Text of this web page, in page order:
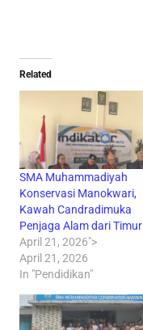
Related
SMA Muhammadiyah
Konservasi Manokwari,
Kawah Candradimuka
Penjaga Alam dari Timur
April 21, 2026">
April 21, 2026
In "Pendidikan"